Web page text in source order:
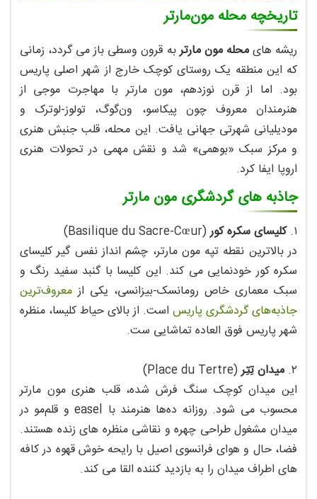
تاریخچه محله مون‌مارتر
ریشه‌ هایمحله مون‌ مارتربه قرون وسطی باز می‌ گردد، زمانی
که این منطقه یک روستای کوچک خارج از شهر اصلی پاریس
بود. اما از قرن نوزدهم، مون‌ مارتر با مهاجرت موجی از
هنرمندان معروف چون پیکاسو، ون‌گوگ، تولوز-لوترک و
مودیلیانی شهرتی جهانی یافت. این محله، قلب جنبش هنری
و مرکز سبک «بوهمی» شد و نقش مهمی در تحولات هنری
اروپا ایفا کرد.
جاذبه‌ های گردشگری مون‌ مارتر
۱. کلیسای سکره کور(Basilique du Sacre-Cœur)
در بالاترین نقطه تپه مون‌ مارتر، چشم‌ انداز نفس‌ گیر کلیسای
سکره کور خودنمایی می‌ کند. این کلیسا با گنبد سفید رنگ و
سبک معماری خاص رومانسک-بیزانسی، یکی از معروف‌ترین
جاذبه‌های گردشگری پاریس است. از بالای حیاط کلیسا، منظره
شهر پاریس فوق‌ العاده تماشایی‌ ست.
۲. میدان تِتِر(Place du Tertre)
این میدان کوچک سنگ‌ فرش شده، قلب هنری مون‌ مارتر
محسوب می‌ شود. روزانه ده‌ها هنرمند با easel و قلم‌مو در
میدان مشغول طراحی چهره و نقاشی منظره‌ های زنده هستند.
فضا، حال‌ و هوای فرانسوی اصیل با رایحه خوش قهوه در کافه‌
های اطراف میدان را به بازدید کننده القا می‌ کند.